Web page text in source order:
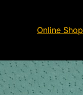
Online Shop